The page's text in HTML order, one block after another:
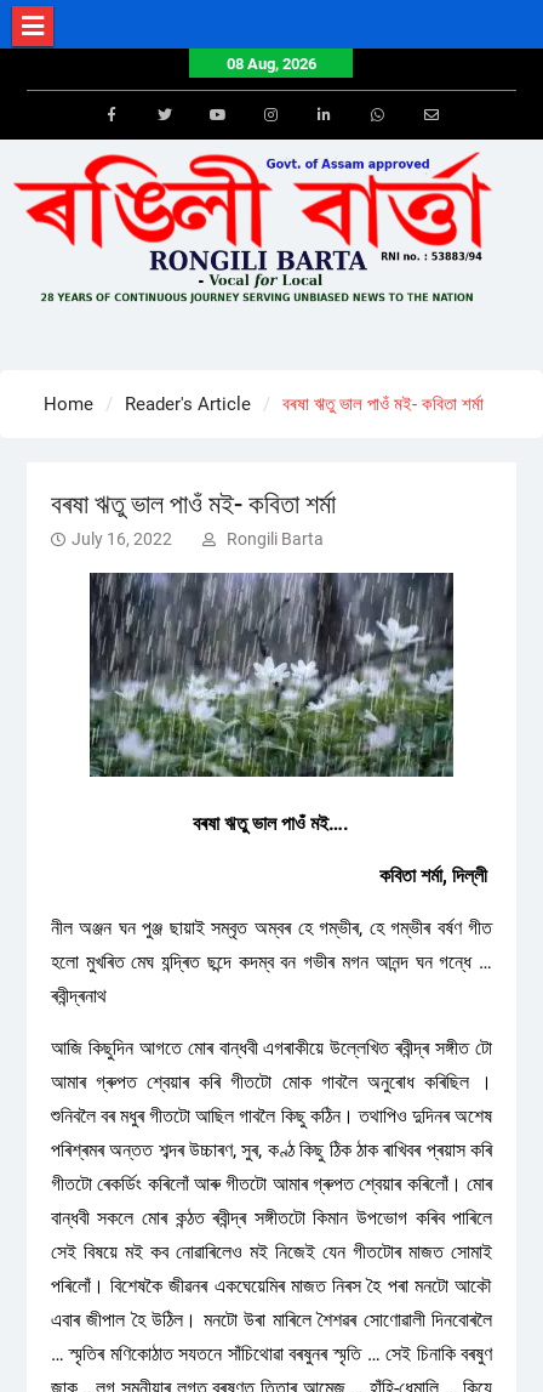
Skip
to
08 Aug, 2026
FacebookTwitterYoutube Email
Home Reader's Article বৰষা ঋতু ভাল পাওঁ মই- কবিতা শৰ্মা
বৰষা ঋতু ভাল পাওঁ মই- কবিতা শৰ্মা
July 16, 2022 Rongili Barta
বৰষা ঋতু ভাল পাওঁ মই….
কবিতা শৰ্মা, দিল্লী
নীল অঞ্জন ঘন পুঞ্জ ছায়াই সম্বৃত অম্বৰ হে গম্ভীৰ, হে গম্ভীৰ বৰ্ষণ গীত
হলো মুখৰিত মেঘ যন্দ্ৰিত ছন্দে কদম্ব বন গভীৰ মগন আনন্দ ঘন গন্ধে …
ৰবীন্দ্ৰনাথ
আজি কিছুদিন আগতে মোৰ বান্ধবী এগৰাকীয়ে উল্লেখিত ৰবীন্দ্ৰ সঙ্গীত টো
আমাৰ গ্ৰুপত শ্বেয়াৰ কৰি গীতটো মোক গাবলৈ অনুৰোধ কৰিছিল ।
শুনিবলৈ বৰ মধুৰ গীতটো আছিল গাবলৈ কিছু কঠিন। তথাপিও দুদিনৰ অশেষ
পৰিশ্ৰমৰ অন্তত শব্দৰ উচ্চাৰণ, সুৰ, কণ্ঠ কিছু ঠিক ঠাক ৰাখিবৰ প্ৰয়াস কৰি
গীতটো ৰেকৰ্ডিং কৰিলোঁ আৰু গীতটো আমাৰ গ্ৰুপত শ্বেয়াৰ কৰিলোঁ। মোৰ
বান্ধবী সকলে মোৰ কন্ঠত ৰবীন্দ্ৰ সঙ্গীতটো কিমান উপভোগ কৰিব পাৰিলে
সেই বিষয়ে মই কব নোৱাৰিলেও মই নিজেই যেন গীতটোৰ মাজত সোমাই
পৰিলোঁ। বিশেষকৈ জীৱনৰ একঘেয়েমিৰ মাজত নিৰস হৈ পৰা মনটো আকৌ
এবাৰ জীপাল হৈ উঠিল। মনটো উৰা মাৰিলে শৈশৱৰ সোণোৱালী দিনবোৰলৈ
… স্মৃতিৰ মণিকোঠাত সযতনে সাঁচিথোৱা বৰষুনৰ স্মৃতি … সেই চিনাকি বৰষুণ